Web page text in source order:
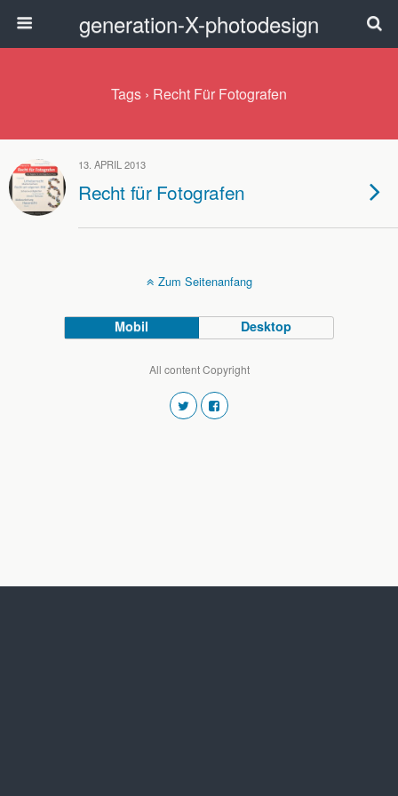
generation-X-photodesign
Tags › Recht Für Fotografen
13. APRIL 2013
Recht für Fotografen
Zum Seitenanfang
Mobil Desktop
All content Copyright